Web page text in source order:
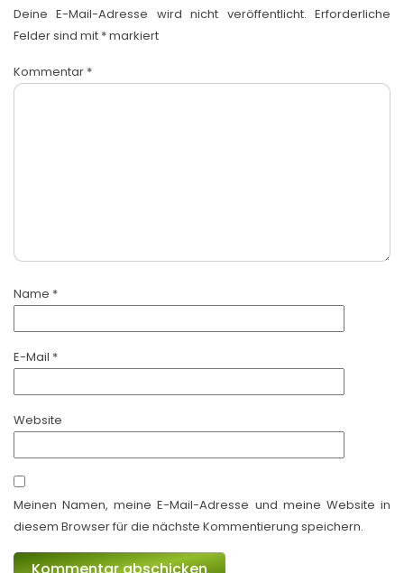
Deine E-Mail-Adresse wird nicht veröffentlicht. Erforderliche
Felder sind mit *markiert
Kommentar *
Name *
E-Mail *
Website
Meinen Namen, meine E-Mail-Adresse und meine Website in
diesem Browser für die nächste Kommentierung speichern.